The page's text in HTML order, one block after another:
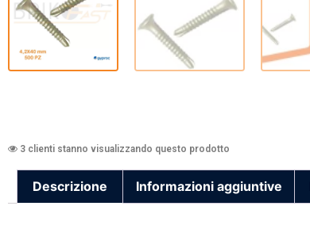
3 clienti stanno visualizzando questo prodotto
Descrizione Informazioni aggiuntive